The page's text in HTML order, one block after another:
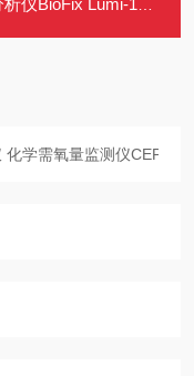
10（可检测上千种毒性种类）